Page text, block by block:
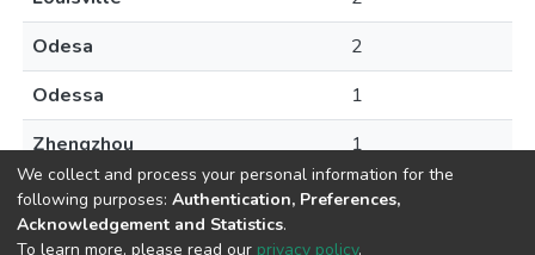
Odesa
2
Odessa
1
Zhengzhou
1
We collect and process your personal information for the
following purposes: Authentication, Preferences,
Acknowledgement and Statistics.
To learn more, please read our privacy policy.